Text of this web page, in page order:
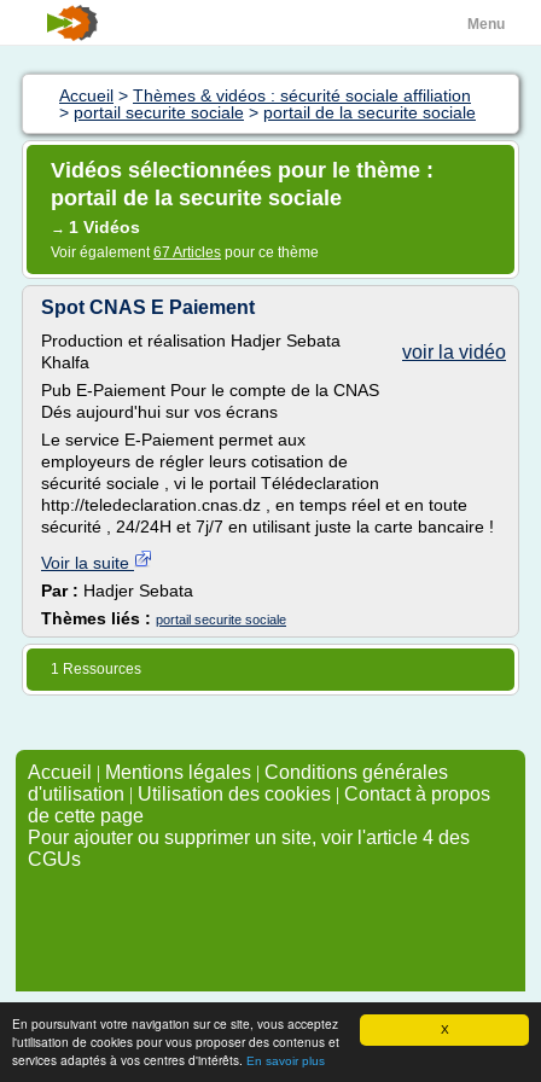
X
En poursuivant votre navigation sur ce site, vous acceptez
l'utilisation de cookies pour vous proposer des contenus et
services adaptés à vos centres d'intérêts. En savoir plus
Menu
Accueil > Thèmes & vidéos : sécurité sociale affiliation
> portail securite sociale > portail de la securite sociale
Vidéos sélectionnées pour le thème :
portail de la securite sociale
→ 1 Vidéos
Voir également67 Articles pour ce thème
Spot CNAS E Paiement
voir la vidéo
Production et réalisation Hadjer Sebata
Khalfa
Pub E-Paiement Pour le compte de la CNAS
Dés aujourd'hui sur vos écrans
Le service E-Paiement permet aux
employeurs de régler leurs cotisation de
sécurité sociale , vi le portail Télédeclaration
http://teledeclaration.cnas.dz , en temps réel et en toute
sécurité , 24/24H et 7j/7 en utilisant juste la carte bancaire !
Voir la suite
Par : Hadjer Sebata
Thèmes liés : portail securite sociale
1 Ressources
Accueil | Mentions légales | Conditions générales
d'utilisation | Utilisation des cookies | Contact à propos
de cette page
Pour ajouter ou supprimer un site, voir l'article 4 des
CGUs